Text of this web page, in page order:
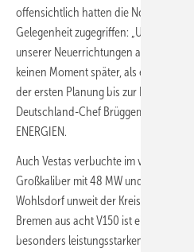
offensichtlich hatten die Nordex-
Gelegenheit zugegriffen: „Unsere
unserer Neuerrichtungen aus. Das ist
keinen Moment später, als es für
der ersten Planung bis zur Errichtung
Deutschland-Chef Brüggemann im
ENERGIEN.
Auch Vestas verbuchte im
Großkaliber mit 48 MW und 25 MW.
Wohlsdorf unweit der Kreisstadt
Bremen aus acht V150 ist ein Signal.
besonders leistungsstarken 5,6-MW-